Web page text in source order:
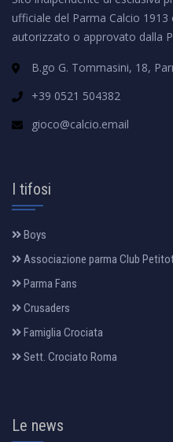
ufficiale del Parma Calcio
autorizzato o approvato dalla
B.go G. Tommasini, 18,
+39 0521 504382
gioco@calcio.email
I tifosi
Boys
Associazione parma Club
Parma Fans
Crusaders
Famiglia Crociata
Sett. Crociato Roma
Le news